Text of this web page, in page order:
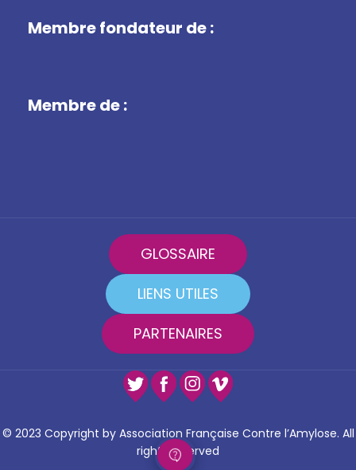
Membre fondateur de :
Membre de :
GLOSSAIRE
LIENS UTILES
PARTENAIRES
© 2023 Copyright by Association Française Contre l’Amylose. All
rights reserved